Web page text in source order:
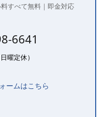
すべて無料｜即金対応
6641
曜定休）
ームはこちら